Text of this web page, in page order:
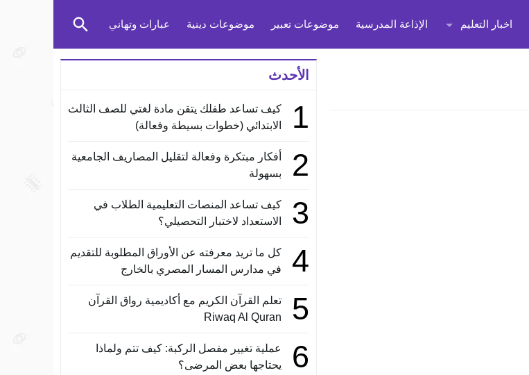
اخبار التعليم الإذاعة المدرسية موضوعات تعبير موضوعات دينية عبارات وتهاني
الأحدث
1
كيف تساعد طفلك يتقن مادة لغتي للصف الثالث
الابتدائي (خطوات بسيطة وفعالة)
2
أفكار مبتكرة وفعالة لتقليل المصاريف الجامعية
بسهولة
3
كيف تساعد المنصات التعليمية الطلاب في
الاستعداد لاختبار التحصيلي؟
4
كل ما تريد معرفته عن الأوراق المطلوبة للتقديم
في مدارس المسار المصري بالخارج
5
تعلم القرآن الكريم مع أكاديمية رواق القرآن
Riwaq Al Quran
6
عملية تغيير مفصل الركبة: كيف تتم ولماذا
يحتاجها بعض المرضى؟